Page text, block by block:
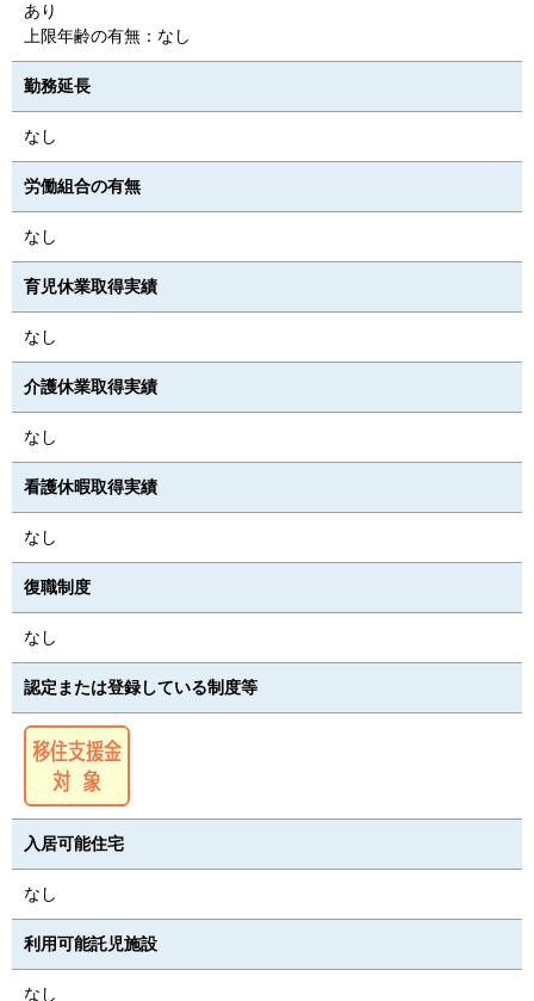
あり
上限年齢の有無：なし
勤務延長
なし
労働組合の有無
なし
育児休業取得実績
なし
介護休業取得実績
なし
看護休暇取得実績
なし
復職制度
なし
認定または登録している制度等
入居可能住宅
なし
利用可能託児施設
なし